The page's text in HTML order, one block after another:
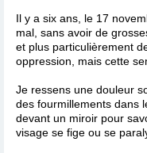
Il y a six ans, le 17
mal, sans avoir de
et plus particulièrement
oppression, mais cette
Je ressens une douleur
des fourmillements dans
devant un miroir pour
visage se fige ou se